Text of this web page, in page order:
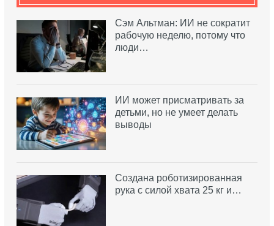
Сэм Альтман: ИИ не сократит
рабочую неделю, потому что
люди…
ИИ может присматривать за
детьми, но не умеет делать
выводы
Создана роботизированная
рука с силой хвата 25 кг и…